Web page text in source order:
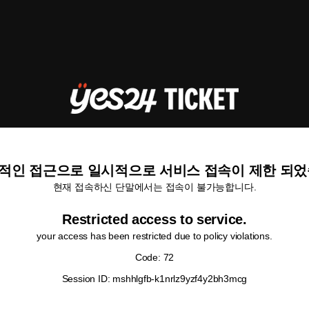
인 접근으로 일시적으로 서비스 접속이 제한 되
현재 접속하신 단말에서는 접속이 불가능합니다.
Restricted access to service.
your access has been restricted due to policy violations.
Code: 72
Session ID: mshhlgfb-k1nrlz9yzf4y2bh3mcg